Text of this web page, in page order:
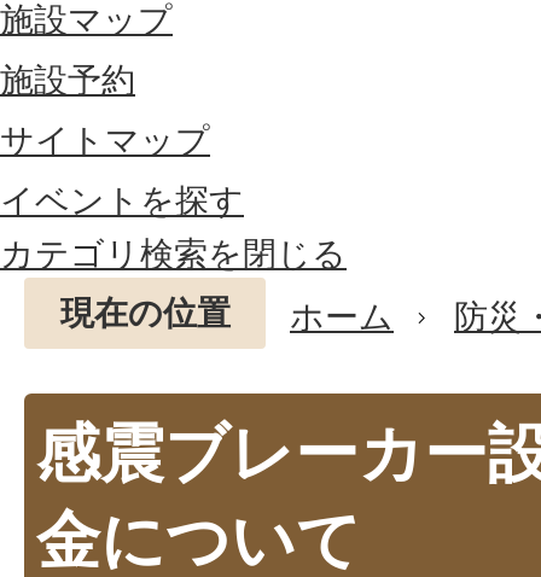
施設マップ
施設予約
サイトマップ
イベントを探す
カテゴリ検索を閉じる
現在の位置
ホーム 防災
感震ブレーカー
金について